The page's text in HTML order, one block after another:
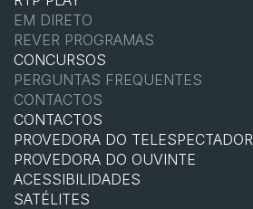
EM DIRETO
REVER PROGRAMAS
CONCURSOS
PERGUNTAS FREQUENTES
CONTACTOS
CONTACTOS
PROVEDORA DO TELESPECTADOR
PROVEDORA DO OUVINTE
ACESSIBILIDADES
SATÉLITES